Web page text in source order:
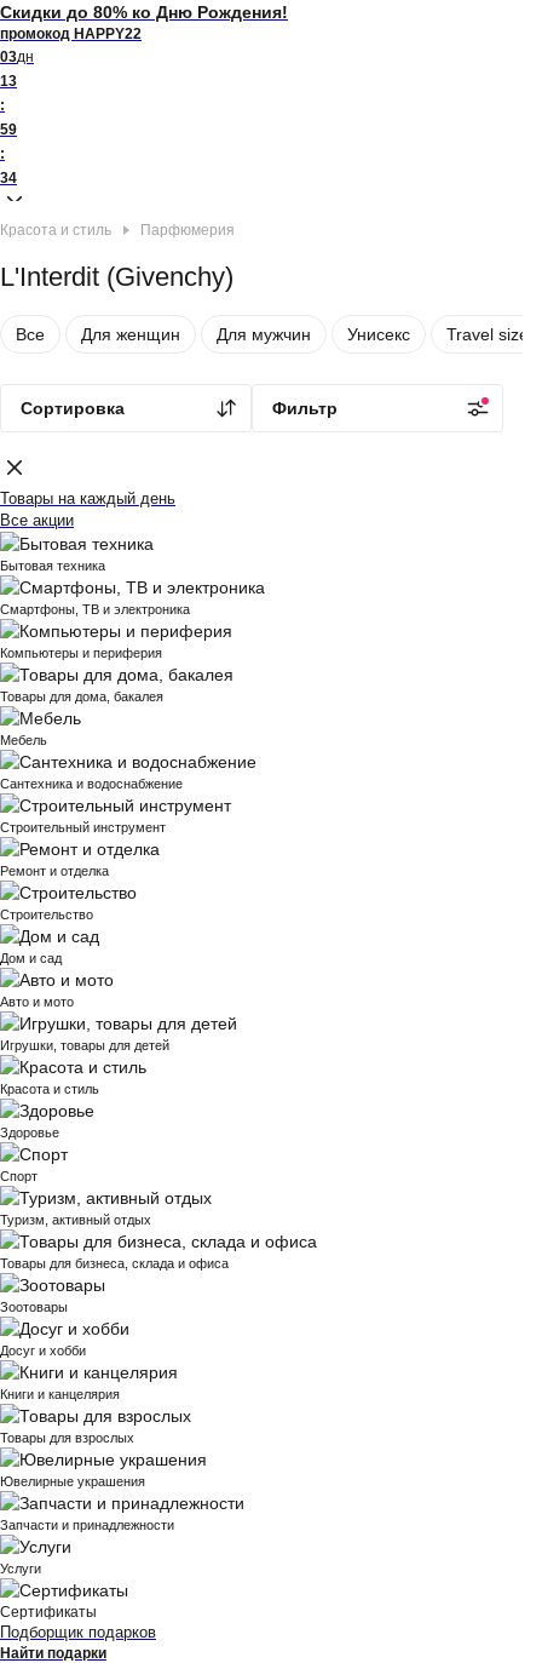
Скидки до 80% ко Дню Рождения!
промокод HAPPY22
03дн
13
:
59
:
34
Товары на каждый день
Все акции
Бытовая техника
Смартфоны, ТВ и электроника
Компьютеры и периферия
Товары для дома, бакалея
Мебель
Сантехника и водоснабжение
Строительный инструмент
Ремонт и отделка
Строительство
Дом и сад
Авто и мото
Игрушки, товары для детей
Красота и стиль
Здоровье
Спорт
Туризм, активный отдых
Товары для бизнеса, склада и офиса
Зоотовары
Досуг и хобби
Книги и канцелярия
Товары для взрослых
Ювелирные украшения
Запчасти и принадлежности
Услуги
Сертификаты
Подборщик подарков
Найти подарки
Парфюмерия
Красота и стиль
L'Interdit (Givenchy)
Все Для женщин Для мужчин Унисекс Travel size
Сортировка Фильтр